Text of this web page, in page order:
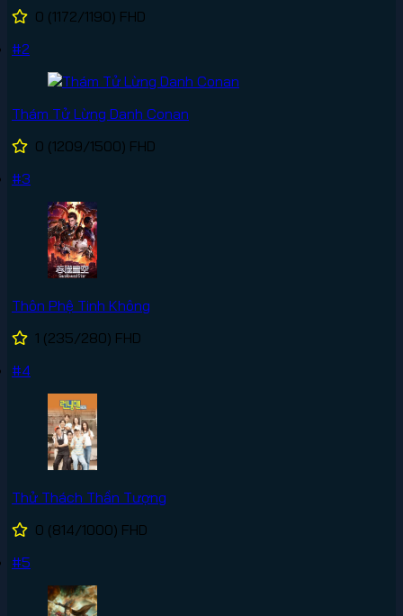
0 (1172/1190) FHD
#2
Thám Tử Lừng Danh Conan
0 (1209/1500) FHD
#3
Thôn Phệ Tinh Không
1 (235/280) FHD
#4
Thử Thách Thần Tượng
0 (814/1000) FHD
#5